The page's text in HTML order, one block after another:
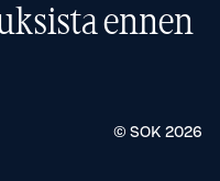
ennen
© SOK 2026